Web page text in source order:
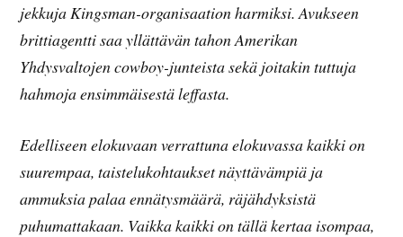
jekkuja Kingsman-organisaation harmiksi. Avukseen
brittiagentti saa yllättävän tahon Amerikan
Yhdysvaltojen cowboy-junteista sekä joitakin tuttuja
hahmoja ensimmäisestä leffasta.
Edelliseen elokuvaan verrattuna elokuvassa kaikki on
suurempaa, taistelukohtaukset näyttävämpiä ja
ammuksia palaa ennätysmäärä, räjähdyksistä
puhumattakaan. Vaikka kaikki on tällä kertaa isompaa,